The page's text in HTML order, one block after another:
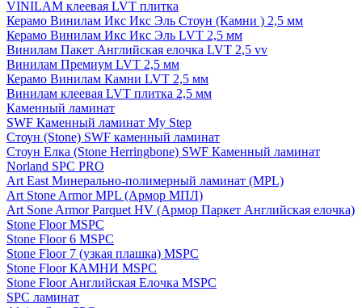
VINILAM клеевая LVT плитка
Керамо Винилам Икс Икс Эль Стоун (Камни ) 2,5 мм
Керамо Винилам Икс Икс Эль LVT 2,5 мм
Винилам Пакет Английская елочка LVT 2,5 vv
Винилам Премиум LVT 2,5 мм
Керамо Винилам Камни LVT 2,5 мм
Винилам клеевая LVT плитка 2,5 мм
Каменный ламинат
SWF Каменный ламинат My Step
Стоун (Stone) SWF каменный ламинат
Стоун Елка (Stone Herringbone) SWF Каменный ламинат
Norland SPC PRO
Art East Минерально-полимерный ламинат (MPL)
Art Stone Armor MPL (Армор МПЛ)
Art Sone Armor Parquet HV (Армор Паркет Английская елочка)
Stone Floor MSPC
Stone Floor 6 MSPC
Stone Floor 7 (узкая плашка) MSPC
Stone Floor КАМНИ MSPC
Stone Floor Английская Елочка MSPC
SPC ламинат